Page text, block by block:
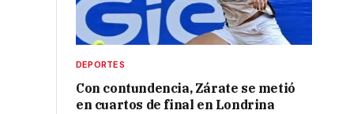
DEPORTES
Con contundencia, Zárate se metió
en cuartos de final en Londrina